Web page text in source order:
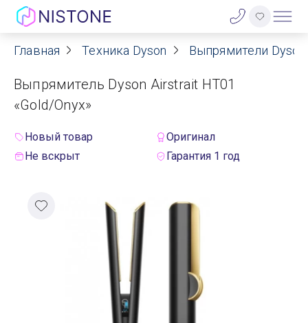
Акции
О нас
Договор оферты
Контакты
Главная Техника Dyson Выпрямители Dyson
Выпрямитель Dyson Airstrait HT01
«Gold/Onyx»
Новый товар
Оригинал
Не вскрыт
Гарантия 1 год